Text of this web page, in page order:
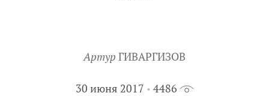
Артур ГИВАРГИЗОВ
30 июня 2017 4486